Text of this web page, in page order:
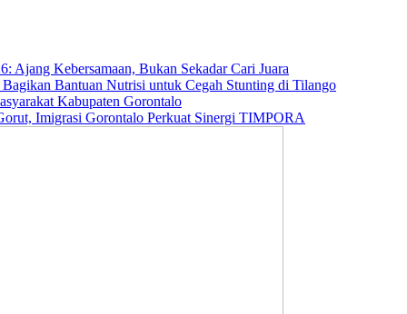
Kebersamaan, Bukan Sekadar Cari Juara
Bantuan Nutrisi untuk Cegah Stunting di Tilango
Kabupaten Gorontalo
Imigrasi Gorontalo Perkuat Sinergi TIMPORA